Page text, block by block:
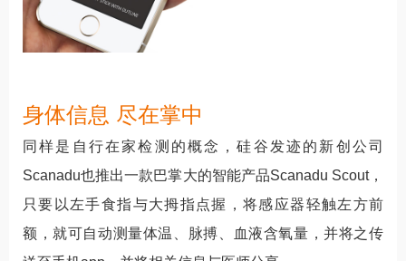
身体信息 尽在掌中
同样是自行在家检测的概念，硅谷发迹的新创公司
Scanadu也推出一款巴掌大的智能产品Scanadu Scout，
只要以左手食指与大拇指点握，将感应器轻触左方前
额，就可自动测量体温、脉搏、血液含氧量，并将之传